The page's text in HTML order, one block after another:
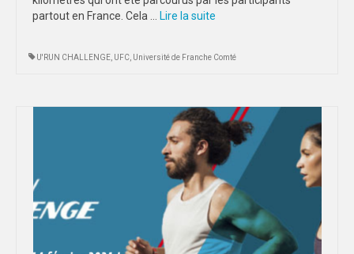
partout en France. Cela …
Lire la suite­­
U'RUN CHALLENGE UFC Université de Franche Comté